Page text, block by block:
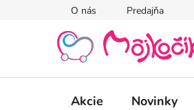
O nás Predajňa
Akcie Novinky